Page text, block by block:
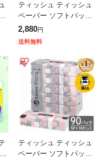
ティッシュ ティッシュ
ペーパー ソフトパック
まとめ買い ティッシュ
ソフトパック ティッシ
ュ 5パック×8個セット
40個 大
2,880円
送料無料
ティッシュ ティッシュ
ペーパー ソフトパック